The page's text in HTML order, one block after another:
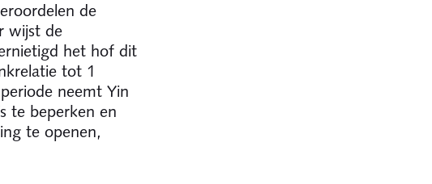
de
wijst de
het hof dit
tot 1
neemt Yin
te beperken en
te openen,